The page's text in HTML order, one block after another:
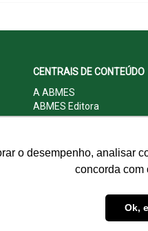
o desempenho, analisar
concorda com
Ok,
CENTRAIS DE CONTEÚDO
A ABMES
ABMES Editora
ABMES LInC
Central do Associado
© 2009 - 2026 ABMES.